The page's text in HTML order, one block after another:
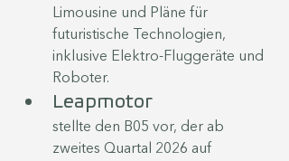
Limousine und Pläne für
futuristische Technologien,
inklusive Elektro-Fluggeräte und
Roboter.
Leapmotor
stellte den B05 vor, der ab
zweites Quartal 2026 auf